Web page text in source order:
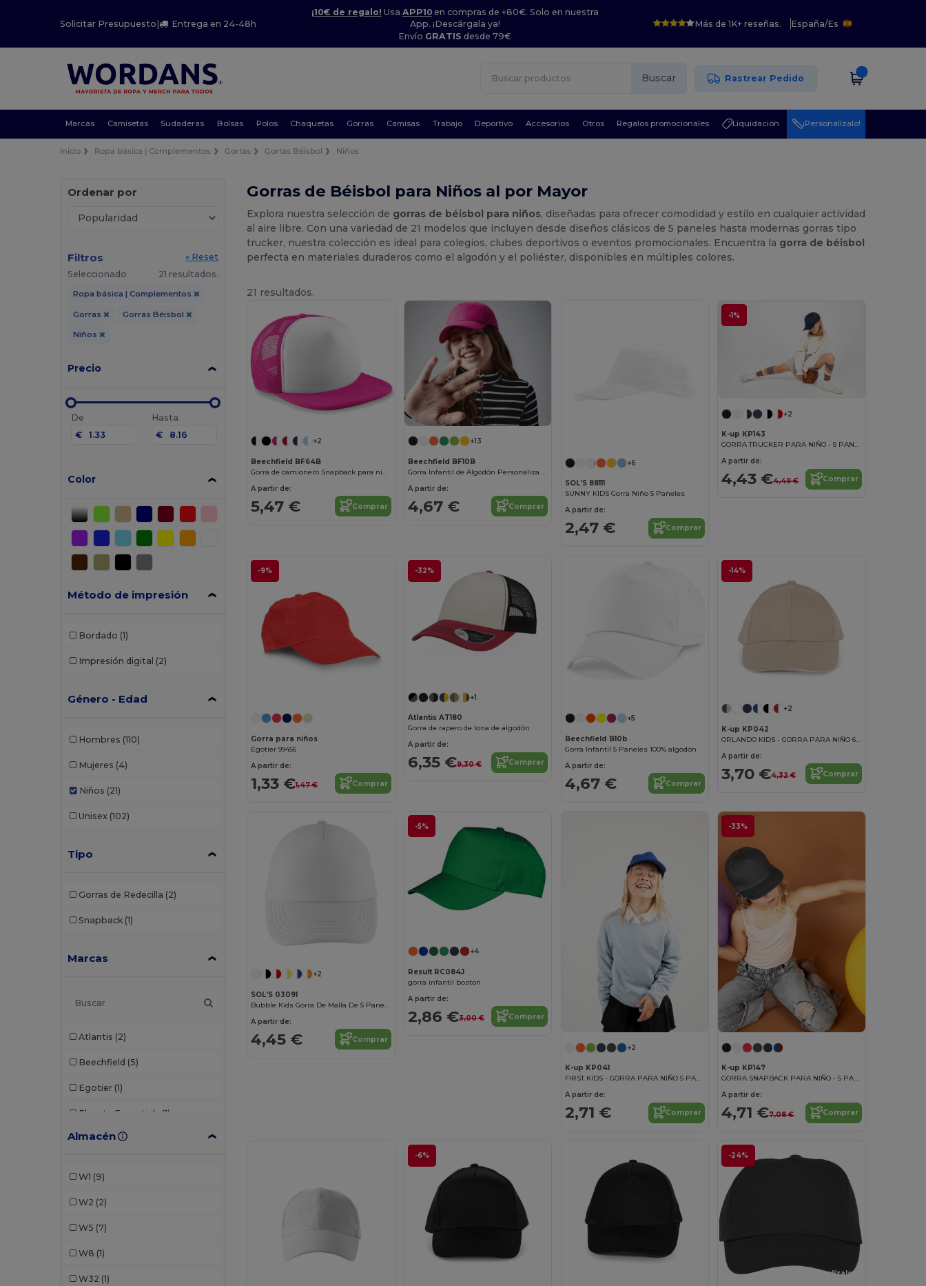
Solicitar Presupuesto | Entrega en 24-48h
¡10€ de regalo! Usa APP10en compras de +80€. Solo en nuestra
App. ¡Descárgala ya!
Envío GRATIS desde 79€
Más de 1K+ reseñas. España/Es
Buscar Rastrear Pedido
Marcas Camisetas Sudaderas Bolsas Polos Chaquetas Gorras Camisas Trabajo Deportivo Accesorios Otros Regalos promocionales Liquidación ¡Personalízalo!
Inicio Ropa básica | Complementos Gorras Gorras Béisbol Niños
Ordenar por
Filtros
« Reset
Seleccionado
21 resultados.
Ropa básica | Complementos
Gorras Gorras Béisbol
Niños
Precio
De
€
Hasta
€
Color
Método de impresión
Bordado (1)
Impresión digital (2)
Género - Edad
Hombres (110)
Mujeres (4)
Niños (21)
Unisex (102)
Tipo
Gorras de Redecilla (2)
Snapback (1)
Marcas
Atlantis (2)
Beechfield (5)
Egotier (1)
Elevate Essentials (1)
K-up (6)
Almacén
W1 (9)
W2 (2)
W5 (7)
W8 (1)
W32 (1)
Gorras de Béisbol para Niños al por Mayor
Explora nuestra selección de gorras de béisbol para niños, diseñadas para ofrecer comodidad y estilo en cualquier actividad
al aire libre. Con una variedad de 21 modelos que incluyen desde diseños clásicos de 5 paneles hasta modernas gorras tipo
trucker, nuestra colección es ideal para colegios, clubes deportivos o eventos promocionales. Encuentra la gorra de béisbol
perfecta en materiales duraderos como el algodón y el poliéster, disponibles en múltiples colores.
21 resultados.
+2
Beechfield BF64B
Gorra de camionero Snapback para niños
A partir de:
5,47 € Comprar
+13
Beechfield BF10B
Gorra Infantil de Algodón Personalizable
A partir de:
4,67 € Comprar
+6
SOL'S 88111
SUNNY KIDS Gorra Niño 5 Paneles
A partir de:
2,47 € Comprar
-1%
+2
K-up KP143
GORRA TRUCKER PARA NIÑO - 5 PANELES
A partir de:
4,43 €4,49 € Comprar
-9%
Gorra para niños
Egotier 99456
A partir de:
1,33 €1,47 € Comprar
-32%
+1
Atlantis AT180
Gorra de rapero de lona de algodón
A partir de:
6,35 €9,30 € Comprar
+5
Beechfield B10b
Gorra Infantil 5 Paneles 100% algodón
A partir de:
4,67 € Comprar
-14%
+2
K-up KP042
ORLANDO KIDS - GORRA PARA NIÑO 6 PANELES
A partir de:
3,70 €4,32 € Comprar
+2
SOL'S 03091
A partir de:
4,45 € Comprar
-5%
+4
Result RC084J
gorra infantil boston
A partir de:
2,86 €3,00 € Comprar
+2
K-up KP041
FIRST KIDS - GORRA PARA NIÑO 5 PANELES
A partir de:
2,71 € Comprar
-33%
K-up KP147
GORRA SNAPBACK PARA NIÑO - 5 PANELES
A partir de:
4,71 €7,08 € Comprar
-6% -24%
¡Personalízalo!